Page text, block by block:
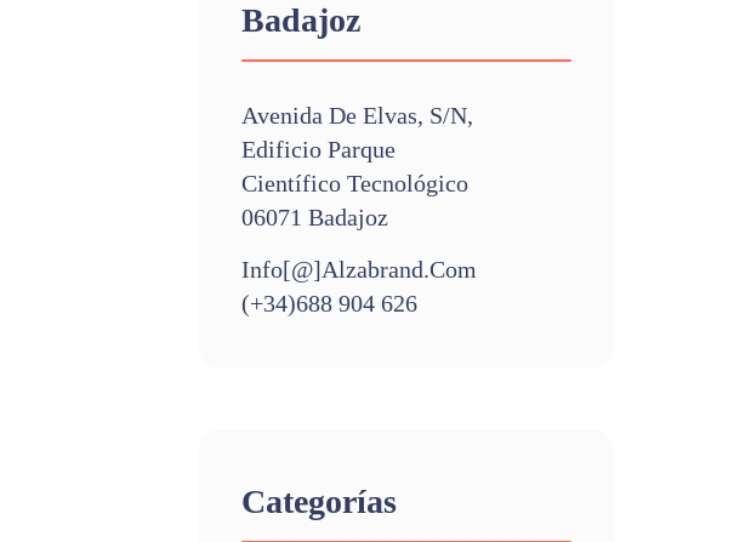
Badajoz
Avenida De Elvas, S/n,
Edificio Parque
Científico Tecnológico
06071 Badajoz
Info[@]alzabrand.com
(+34)688 904 626
Categorías